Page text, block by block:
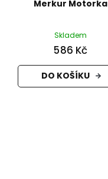
Merkur Motorka
Skladem
586 Kč
DO KOŠÍKU